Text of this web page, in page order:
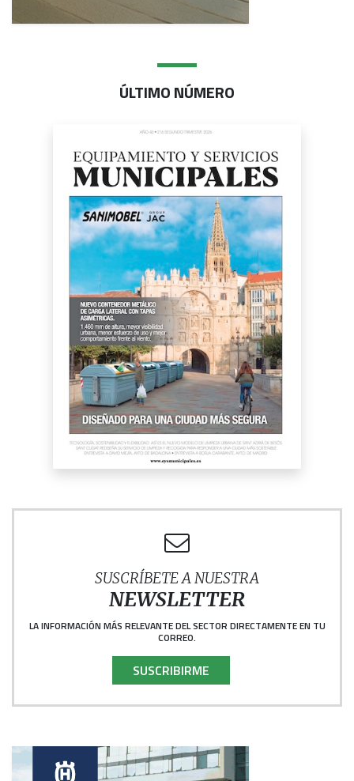
ÚLTIMO NÚMERO
SUSCRÍBETE A NUESTRA
NEWSLETTER
LA INFORMACIÓN MÁS RELEVANTE DEL SECTOR DIRECTAMENTE EN TU
CORREO.
SUSCRIBIRME